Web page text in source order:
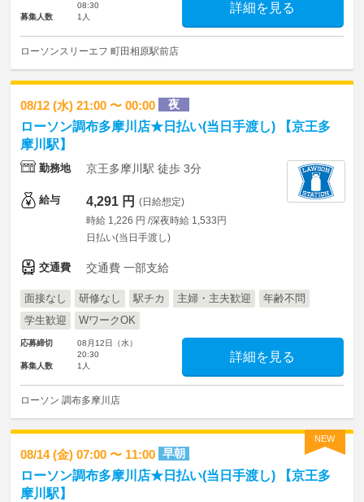
08:30
募集人数
1人
詳細を見る
ローソンスリーエフ 町田相原駅前店
08/12 (水) 21:00 〜 00:00 夜
ローソン調布多摩川店★日払い(当日手渡し) 【京王多
摩川駅】
勤務地 京王多摩川駅 徒歩 3分
給与 4,291 円 (日給想定)
時給 1,226 円 /深夜時給 1,533円
日払い(当日手渡し)
交通費 交通費 一部支給
面接なし 研修なし 駅チカ 主婦・主夫歓迎
年齢不問
学生歓迎
WワークOK
応募締切
08月12日（水）
20:30
募集人数
1人
詳細を見る
ローソン 調布多摩川店
NEW
08/14 (金) 07:00 〜 11:00 早朝
ローソン調布多摩川店★日払い(当日手渡し) 【京王多
摩川駅】